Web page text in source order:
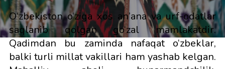
O‘zbekiston o‘ziga xos an’ana va urf-odatlar
saqlanib qolgan go‘zal mamlakatdir.
Qadimdan bu zaminda nafaqat o‘zbeklar,
balki turli millat vakillari ham yashab kelgan.